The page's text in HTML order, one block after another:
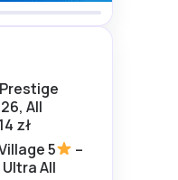
All
zł
5
–
All